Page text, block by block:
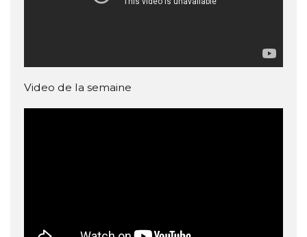
Video de la semaine